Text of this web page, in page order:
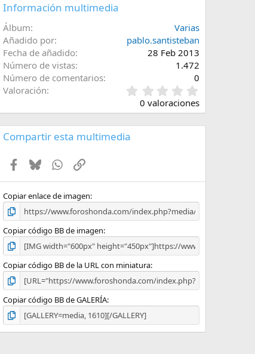
Información multimedia
Álbum
Varias
Añadido por
pablo.santisteban
Fecha de añadido
28 Feb 2013
Número de vistas
1.472
Número de comentarios
0
Valoración
,
0
0
l
(
)
0 valoraciones
Compartir esta multimedia
Facebook
BlueskyWhatsApp
Enlace
Copiar enlace de imagen
Copiar código BB de imagen
Copiar código BB de la URL con miniatura
Copiar código BB de GALERÍA